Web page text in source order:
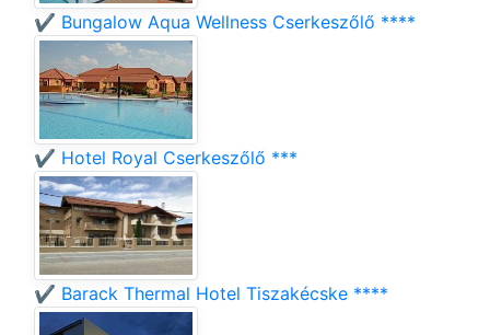
✔️ Bungalow Aqua Wellness Cserkeszőlő ****
✔️ Hotel Royal Cserkeszőlő ***
✔️ Barack Thermal Hotel Tiszakécske ****